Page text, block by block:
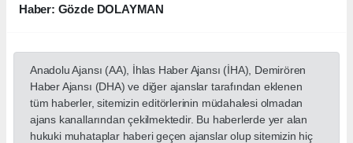
Haber: Gözde DOLAYMAN
Anadolu Ajansı (AA), İhlas Haber Ajansı (İHA), Demirören
Haber Ajansı (DHA) ve diğer ajanslar tarafından eklenen
tüm haberler, sitemizin editörlerinin müdahalesi olmadan
ajans kanallarından çekilmektedir. Bu haberlerde yer alan
hukuki muhataplar haberi geçen ajanslar olup sitemizin hiç